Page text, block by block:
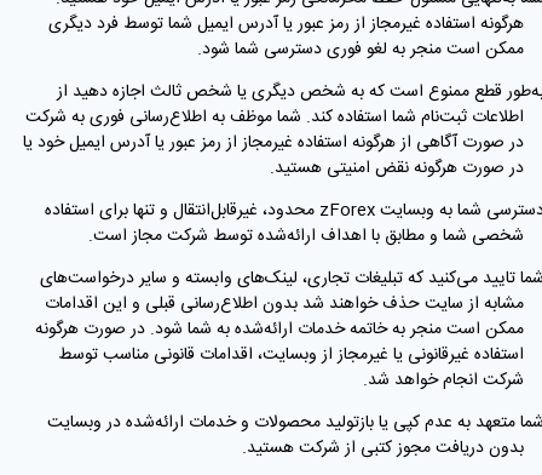
هرگونه استفاده غیرمجاز از رمز عبور یا آدرس ایمیل شما توسط فرد دیگری
ممکن است منجر به لغو فوری دسترسی شما شود.
قطع ممنوع است که به شخص دیگری یا شخص ثالث اجازه دهید از
اطلاعات ثبت‌نام شما استفاده کند. شما موظف به اطلاع‌رسانی فوری به شرکت
در صورت آگاهی از هرگونه استفاده غیرمجاز از رمز عبور یا آدرس ایمیل خود یا
در صورت هرگونه نقض امنیتی هستید.
· دسترسی شما به وبسایت zForex محدود، غیرقابل‌انتقال و تنها برای استفاده
شخصی شما و مطابق با اهداف ارائه‌شده توسط شرکت مجاز است.
تایید می‌کنید که تبلیغات تجاری، لینک‌های وابسته و سایر درخواست‌های
مشابه از سایت حذف خواهند شد بدون اطلاع‌رسانی قبلی و این اقدامات
ممکن است منجر به خاتمه خدمات ارائه‌شده به شما شود. در صورت هرگونه
استفاده غیرقانونی یا غیرمجاز از وبسایت، اقدامات قانونی مناسب توسط
شرکت انجام خواهد شد.
متعهد به عدم کپی یا بازتولید محصولات و خدمات ارائه‌شده در وبسایت
بدون دریافت مجوز کتبی از شرکت هستید.